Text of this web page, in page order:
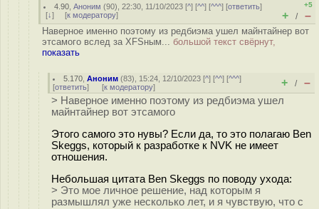
4.90 ,Аноним (90), 22:30, 11/10/2023 [^] [^^] [^^^] [ответить]
[↓] [к модератору]
+5
+ / –
Наверное именно поэтому из редбиэма ушел майнтайнер вот
этсамого вслед за XFSным... большой текст свёрнут,
показать
5.170 ,Аноним (83), 15:24, 12/10/2023 [^] [^^] [^^^]
[ответить] [к модератору] + / –
> Наверное именно поэтому из редбиэма ушел
майнтайнер вот этсамого
Этого самого это нувы? Если да, то это полагаю Ben
Skeggs, который к разработке к NVK не имеет
отношения.
Небольшая цитата Ben Skeggs по поводу ухода:
> Это мое личное решение, над которым я
размышлял уже несколько лет, и я чувствую, что с